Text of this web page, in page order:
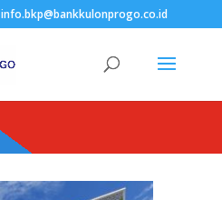
info.bkp@bankkulonprogo.co.id